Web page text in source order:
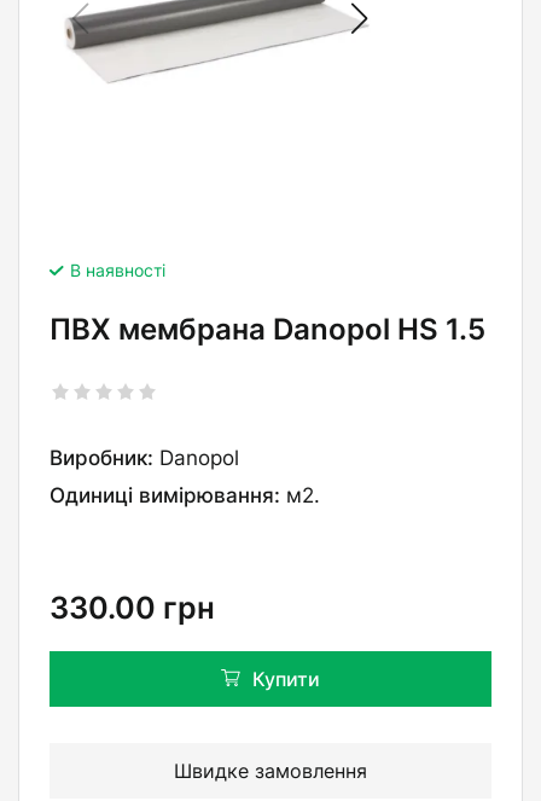
В наявності
ПВХ мембрана Danopol HS 1.5
Виробник: Danopol
Одиниці вимірювання: м2.
330.00 грн
Купити
Швидке замовлення